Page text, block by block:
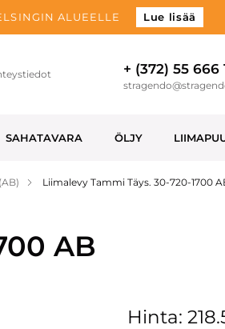
ALUEELLE Lue lisää
+ (372) 55 666
SAHATAVARA ÖLJY
Liimalevy Tammi Täys. 30-720-1700
AB
Hinta: